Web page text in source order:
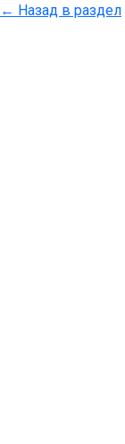
← Назад в раздел